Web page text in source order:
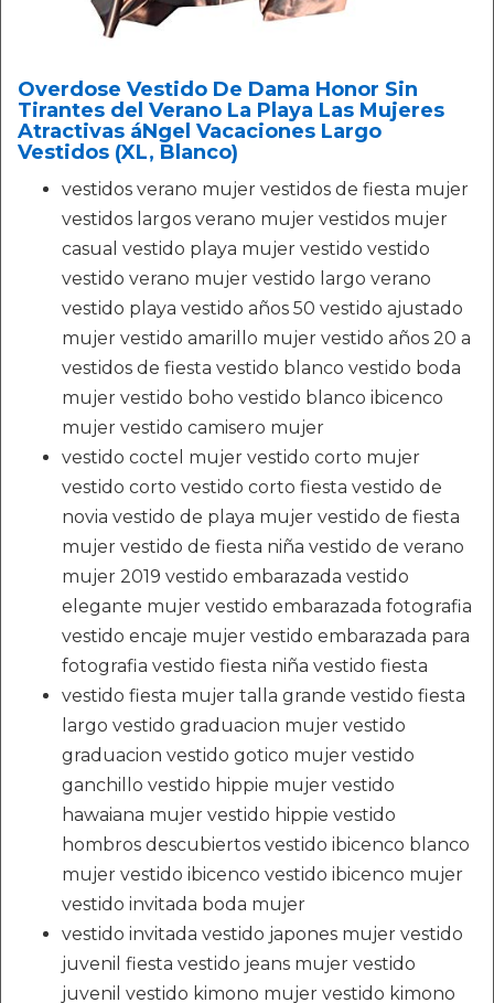
Overdose Vestido De Dama Honor Sin
Tirantes del Verano La Playa Las Mujeres
Atractivas áNgel Vacaciones Largo
Vestidos (XL, Blanco)
vestidos verano mujer vestidos de fiesta mujer
vestidos largos verano mujer vestidos mujer
casual vestido playa mujer vestido vestido
vestido verano mujer vestido largo verano
vestido playa vestido años 50 vestido ajustado
mujer vestido amarillo mujer vestido años 20 a
vestidos de fiesta vestido blanco vestido boda
mujer vestido boho vestido blanco ibicenco
mujer vestido camisero mujer
vestido coctel mujer vestido corto mujer
vestido corto vestido corto fiesta vestido de
novia vestido de playa mujer vestido de fiesta
mujer vestido de fiesta niña vestido de verano
mujer 2019 vestido embarazada vestido
elegante mujer vestido embarazada fotografia
vestido encaje mujer vestido embarazada para
fotografia vestido fiesta niña vestido fiesta
vestido fiesta mujer talla grande vestido fiesta
largo vestido graduacion mujer vestido
graduacion vestido gotico mujer vestido
ganchillo vestido hippie mujer vestido
hawaiana mujer vestido hippie vestido
hombros descubiertos vestido ibicenco blanco
mujer vestido ibicenco vestido ibicenco mujer
vestido invitada boda mujer
vestido invitada vestido japones mujer vestido
juvenil fiesta vestido jeans mujer vestido
juvenil vestido kimono mujer vestido kimono